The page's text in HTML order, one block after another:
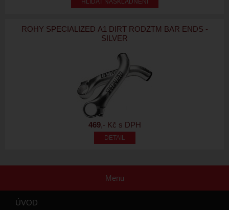
ROHY SPECIALIZED A1 DIRT RODZTM BAR ENDS -
SILVER
469,- Kč s DPH
Menu
ÚVOD